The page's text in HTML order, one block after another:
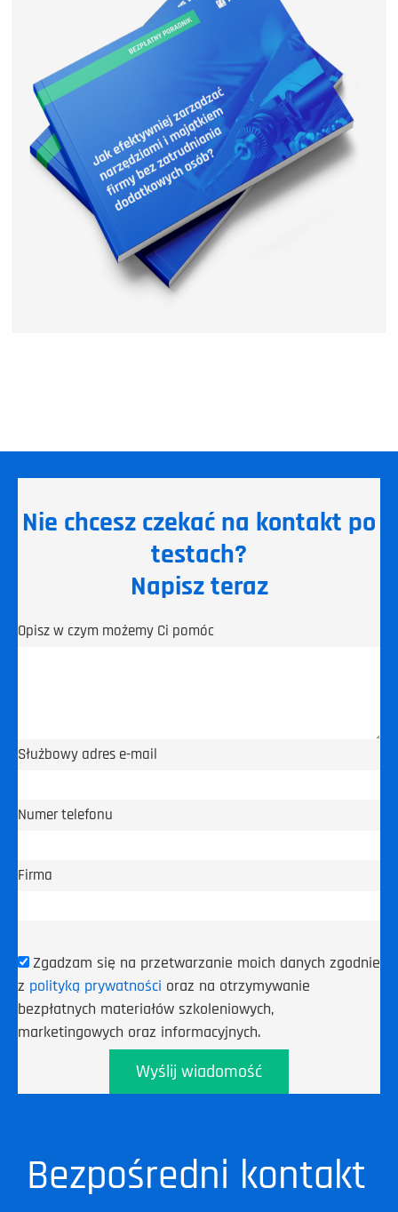
Nie chcesz czekać na kontakt po
testach?
Napisz teraz
Opisz w czym możemy Ci pomóc
Służbowy adres e-mail
Numer telefonu
Firma
Zgadzam się na przetwarzanie moich danych zgodnie
z polityką prywatności oraz na otrzymywanie
bezpłatnych materiałów szkoleniowych,
marketingowych oraz informacyjnych.
Wyślij wiadomość
Bezpośredni kontakt